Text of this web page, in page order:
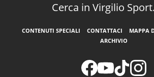
Cerca in Virgilio
CONTENUTI SPECIALI CONTATTACI MAPPA
ARCHIVIO